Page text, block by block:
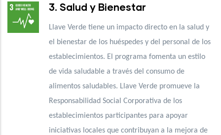
3. Salud y Bienestar
Llave Verde tiene un impacto directo en la salud y
el bienestar de los huéspedes y del personal de los
establecimientos. El programa fomenta un estilo
de vida saludable a través del consumo de
alimentos saludables. Llave Verde promueve la
Responsabilidad Social Corporativa de los
establecimientos participantes para apoyar
iniciativas locales que contribuyan a la mejora de